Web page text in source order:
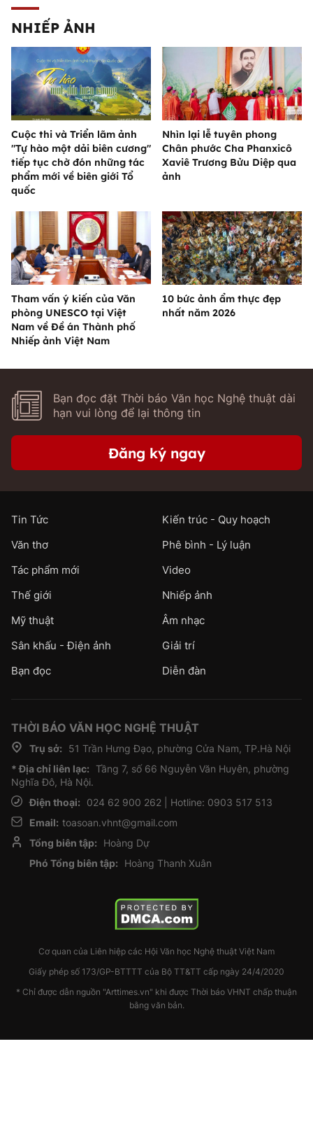
NHIẾP ẢNH
Cuộc thi và Triển lãm ảnh
"Tự hào một dải biên cương"
tiếp tục chờ đón những tác
phẩm mới về biên giới Tổ
quốc
Nhìn lại lễ tuyên phong
Chân phước Cha Phanxicô
Xaviê Trương Bửu Diệp qua
ảnh
Tham vấn ý kiến của Văn
phòng UNESCO tại Việt
Nam về Đề án Thành phố
Nhiếp ảnh Việt Nam
10 bức ảnh ẩm thực đẹp
nhất năm 2026
Bạn đọc đặt Thời báo Văn học Nghệ thuật dài
hạn vui lòng để lại thông tin
Đăng ký ngay
Tin Tức
Kiến trúc - Quy hoạch
Văn thơ
Phê bình - Lý luận
Tác phẩm mới
Video
Thế giới
Nhiếp ảnh
Mỹ thuật
Âm nhạc
Sân khấu - Điện ảnh
Giải trí
Bạn đọc
Diễn đàn
THỜI BÁO VĂN HỌC NGHỆ THUẬT
Trụ sở:
51 Trần Hưng Đạo, phường Cửa Nam, TP.Hà Nội
* Địa chỉ liên lạc: Tầng 7, số 66 Nguyễn Văn Huyên, phường
Nghĩa Đô, Hà Nội.
Điện thoại:
024 62 900 262 | Hotline: 0903 517 513
Email: toasoan.vhnt@gmail.com
Tổng biên tập:
Hoàng Dự
Phó Tổng biên tập:
Hoàng Thanh Xuân
Cơ quan của Liên hiệp các Hội Văn học Nghệ thuật Việt Nam
Giấy phép số 173/GP-BTTTT của Bộ TT&TT cấp ngày 24/4/2020
* Chỉ được dẫn nguồn "Arttimes.vn" khi được Thời báo VHNT chấp thuận
bằng văn bản.